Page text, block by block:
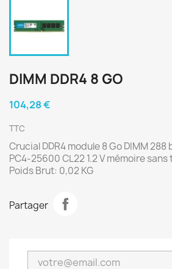
DIMM DDR4 8 GO
104,28 €
TTC
Crucial DDR4 module 8 Go DIMM
PC4-25600 CL22 1.2 V mémoire
Poids Brut: 0,02 KG
Partager